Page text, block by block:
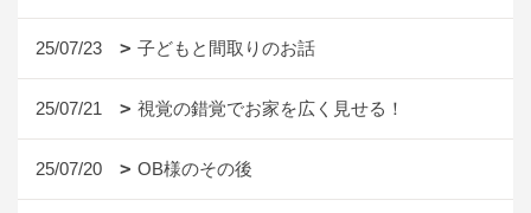
25/07/23 子どもと間取りのお話
25/07/21 視覚の錯覚でお家を広く見せる！
25/07/20 OB様のその後